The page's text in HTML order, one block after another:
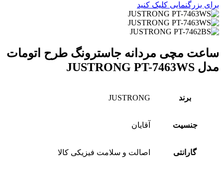
برای بزرگنمایی کلیک کنید
ساعت مچی مردانه جاسترونگ طرح اتومات
مدل JUSTRONG PT-7463WS
برند JUSTRONG
جنسیت آقایان
گارانتی اصالت و سلامت فیزیکی کالا